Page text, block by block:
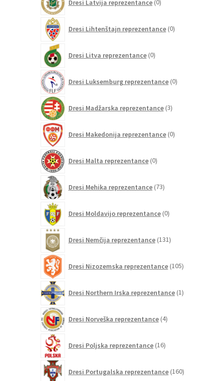
Dresi Latvija reprezentance 0izdelkov
Dresi Lihtenštajn reprezentance 0izdelkov
Dresi Litva reprezentance 0izdelkov
Dresi Luksemburg reprezentance 0izdelkov
Dresi Madžarska reprezentance 3izdelki
Dresi Makedonija reprezentance 0izdelkov
Dresi Malta reprezentance 0izdelkov
Dresi Mehika reprezentance 73izdelkov
Dresi Moldavijo reprezentance 0izdelkov
Dresi Nemčija reprezentance 131izdelkov
Dresi Nizozemska reprezentance 105izdelkov
Dresi Northern Irska reprezentance 1izdelek
Dresi Norveška reprezentance 4izdelki
Dresi Poljska reprezentance 16izdelkov
Dresi Portugalska reprezentance 160izdelkov